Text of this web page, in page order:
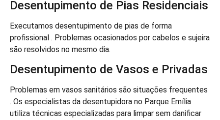
Desentupimento de Pias Residenciais
Executamos desentupimento de pias de forma
profissional . Problemas ocasionados por cabelos e sujeira
são resolvidos no mesmo dia.
Desentupimento de Vasos e Privadas
Problemas em vasos sanitários são situações frequentes
. Os especialistas da desentupidora no Parque Emília
utiliza técnicas especializadas para limpar sem danificar